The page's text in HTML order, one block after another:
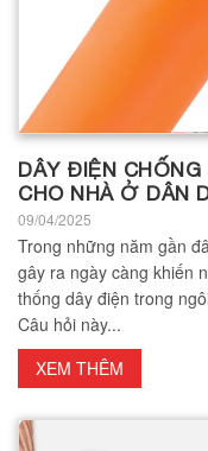
DÂY ĐIỆN CHỐNG
CHO NHÀ Ở DÂN
09/04/2025
Trong những năm gần
gây ra ngày càng khiến
thống dây điện trong
Câu hỏi này...
XEM THÊM